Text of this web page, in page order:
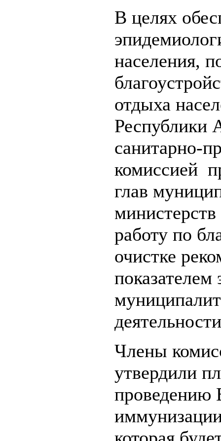
В целях
населения,
отдыха
Республики
санитарно-
комиссией
глав
работу по
очистке
Члены
утвердили
проведению